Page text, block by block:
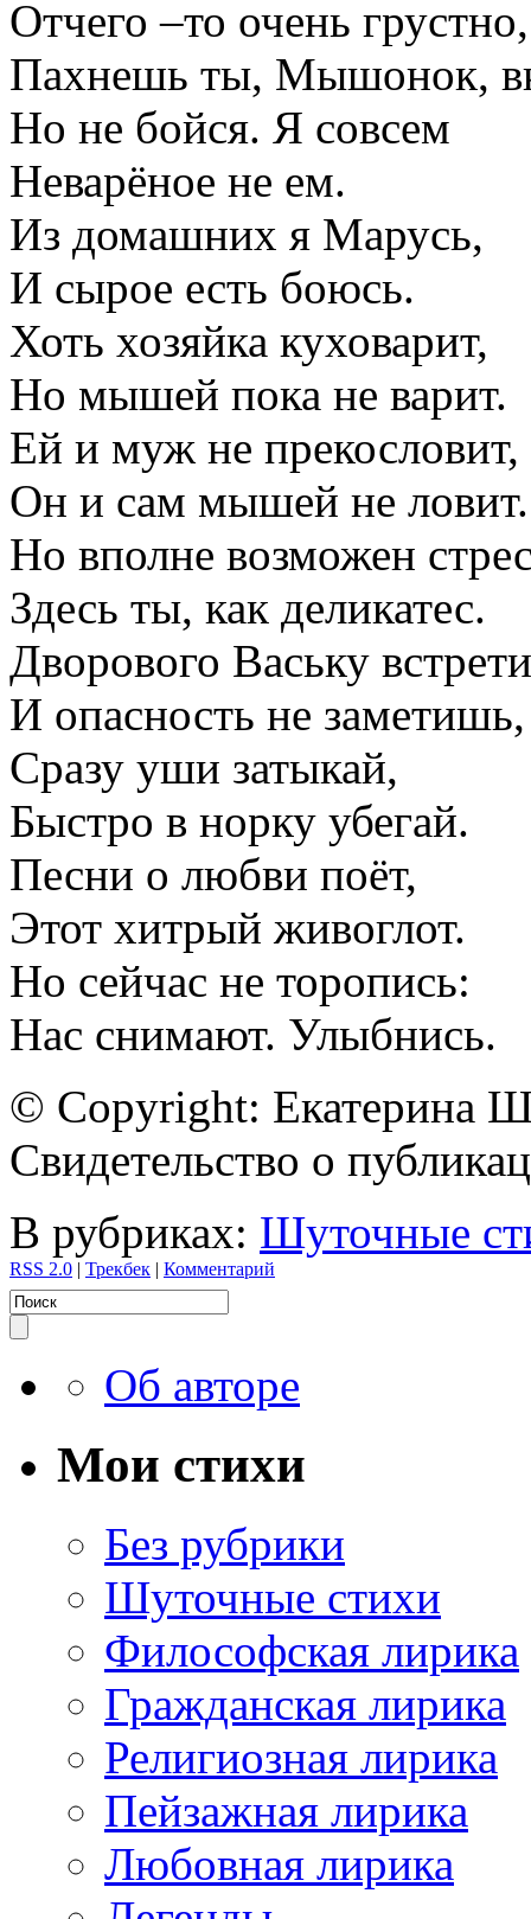
Отчего –то очень грустно,
Пахнешь ты, Мышонок,
Но не бойся. Я совсем
Неварёное не ем.
Из домашних я Марусь,
И сырое есть боюсь.
Хоть хозяйка куховарит,
Но мышей пока не варит.
Ей и муж не прекословит,
Он и сам мышей не ловит.
Но вполне возможен
Здесь ты, как деликатес.
Дворового Ваську
И опасность не заметишь,
Сразу уши затыкай,
Быстро в норку убегай.
Песни о любви поёт,
Этот хитрый живоглот.
Но сейчас не торопись:
Нас снимают. Улыбнись.
© Copyright: Екатерина
Свидетельство о
В рубриках: Шуточные
RSS 2.0 | Трекбек | Комментарий
Об авторе
Мои стихи
Без рубрики
Шуточные стихи
Философская лирика
Гражданская лирика
Религиозная лирика
Пейзажная лирика
Любовная лирика